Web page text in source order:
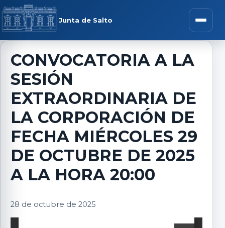
Saltar al contenido
Junta de Salto Abrir
menú
CONVOCATORIA A LA
SESIÓN
EXTRAORDINARIA DE
LA CORPORACIÓN DE
FECHA MIÉRCOLES 29
DE OCTUBRE DE 2025
A LA HORA 20:00
28 de octubre de 2025